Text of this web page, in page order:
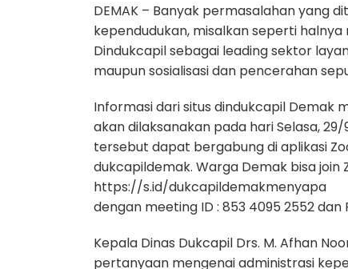
DEMAK – Banyak permasalahan yang
kependudukan, misalkan seperti halnya
Dindukcapil sebagai leading sektor
maupun sosialisasi dan pencerahan
Informasi dari situs dindukcapil Demak
akan dilaksanakan pada hari Selasa,
tersebut dapat bergabung di aplikasi
dukcapildemak. Warga Demak bisa join
https://s.id/dukcapildemakmenyapa
dengan meeting ID : 853 4095 2552 dan
Kepala Dinas Dukcapil Drs. M. Afhan
pertanyaan mengenai administrasi